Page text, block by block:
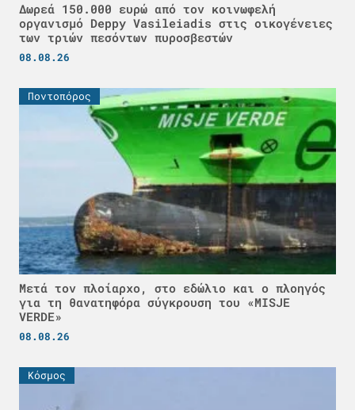
Δωρεά 150.000 ευρώ από τον κοινωφελή
οργανισμό Deppy Vasileiadis στις οικογένειες
των τριών πεσόντων πυροσβεστών
08.08.26
Ποντοπόρος
Μετά τον πλοίαρχο, στο εδώλιο και ο πλοηγός
για τη θανατηφόρα σύγκρουση του «MISJE
VERDE»
08.08.26
Κόσμος